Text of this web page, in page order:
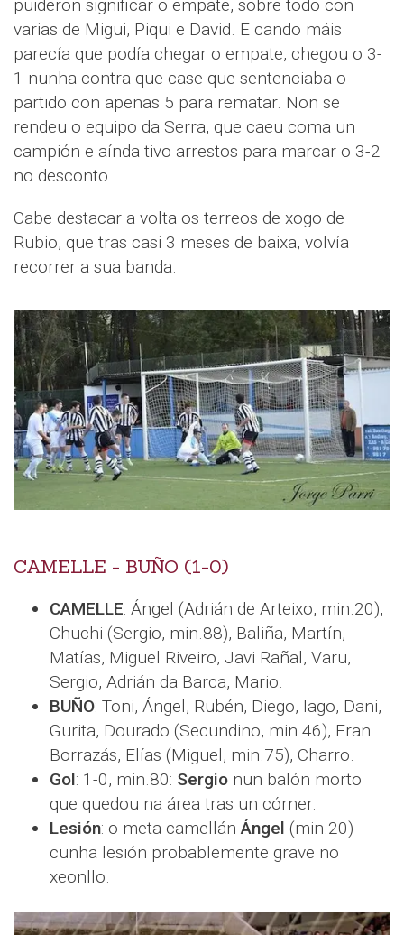
puideron significar o empate, sobre todo con
varias de Migui, Piqui e David. E cando máis
parecía que podía chegar o empate, chegou o 3-
1 nunha contra que case que sentenciaba o
partido con apenas 5 para rematar. Non se
rendeu o equipo da Serra, que caeu coma un
campión e aínda tivo arrestos para marcar o 3-2
no desconto.
Cabe destacar a volta os terreos de xogo de
Rubio, que tras casi 3 meses de baixa, volvía
recorrer a sua banda.
CAMELLE - BUÑO (1-0)
CAMELLE: Ángel (Adrián de Arteixo, min.20),
Chuchi (Sergio, min.88), Baliña, Martín,
Matías, Miguel Riveiro, Javi Rañal, Varu,
Sergio, Adrián da Barca, Mario.
BUÑO: Toni, Ángel, Rubén, Diego, Iago, Dani,
Gurita, Dourado (Secundino, min.46), Fran
Borrazás, Elías (Miguel, min.75), Charro.
Gol: 1-0, min.80: Sergio nun balón morto
que quedou na área tras un córner.
Lesión: o meta camellánÁngel (min.20)
cunha lesión probablemente grave no
xeonllo.